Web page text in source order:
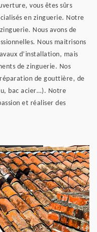
vous êtes sûrs
en zinguerie. Notre
Nous avons de
Nous maitrisons
d’installation, mais
de zinguerie. Nos
de gouttière, de
bac acier…). Notre
et réaliser des